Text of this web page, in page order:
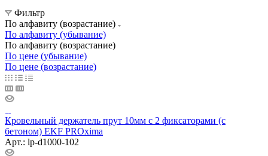
Фильтр
По алфавиту (возрастание)
По алфавиту (убывание)
По алфавиту (возрастание)
По цене (убывание)
По цене (возрастание)
Кровельный держатель прут 10мм c 2 фиксаторами (с
бетоном) EKF PROxima
Арт.: lp-d1000-102